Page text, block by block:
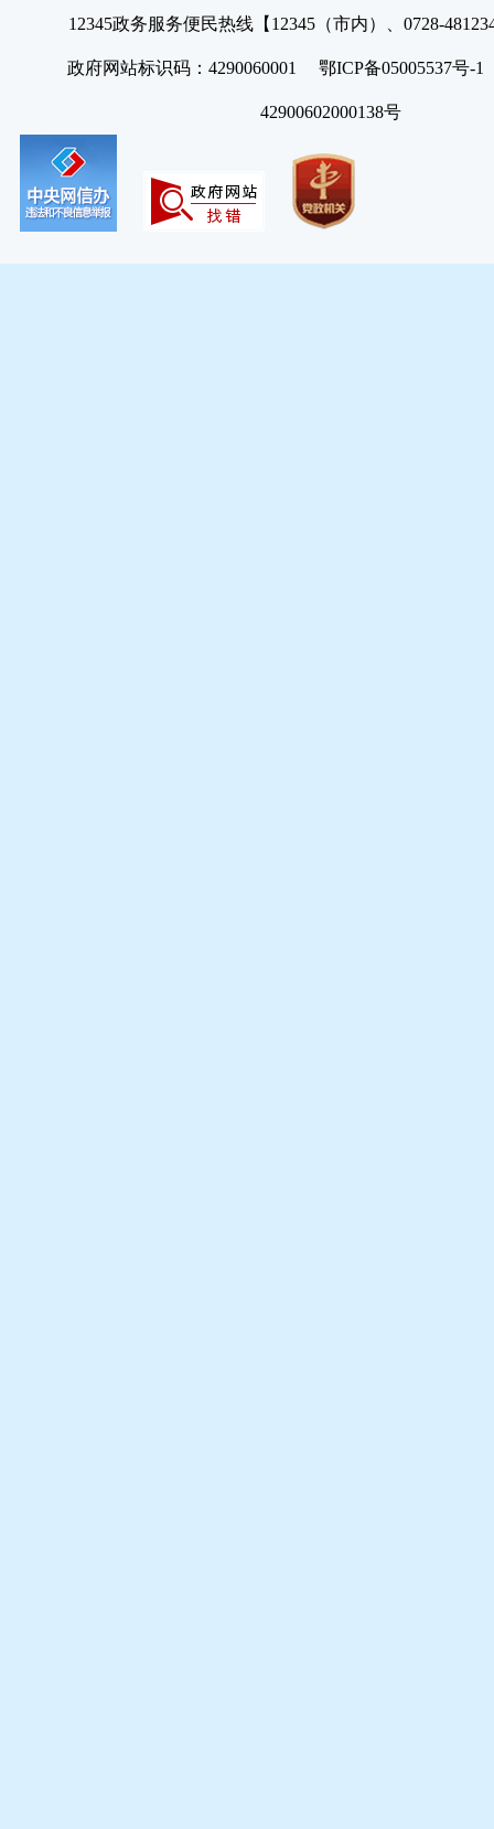
12345政务服务便民热线【12345（市内）、0728-
政府网站标识码：4290060001 鄂ICP备05005537号
42900602000138号